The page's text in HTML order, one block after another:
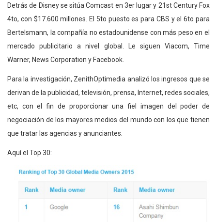
Detrás de Disney se sitúa Comcast en 3er lugar y 21st Century Fox
4to, con $17.600 millones. El 5to puesto es para CBS y el 6to para
Bertelsmann, la compañía no estadounidense con más peso en el
mercado publicitario a nivel global. Le siguen Viacom, Time
Warner, News Corporation y Facebook.
Para la investigación, ZenithOptimedia analizó los ingresos que se
derivan de la publicidad, televisión, prensa, Internet, redes sociales,
etc, con el fin de proporcionar una fiel imagen del poder de
negociación de los mayores medios del mundo con los que tienen
que tratar las agencias y anunciantes.
Aquí el Top 30: